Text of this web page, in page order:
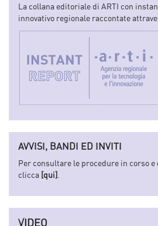
La collana editoriale di ARTI con
innovativo regionale raccontate
AVVISI, BANDI ED INVITI
Per consultare le procedure in corso e
clicca [qui]
VIDEO